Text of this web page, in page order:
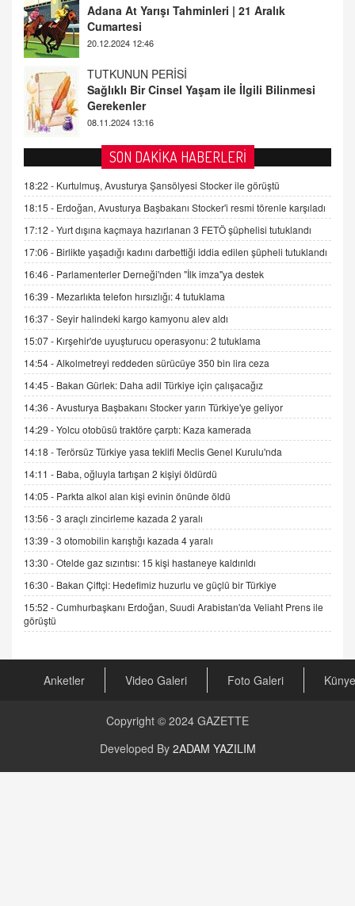
Sağlıklı Bir Cinsel Yaşam ile İlgili Bilinmesi
Gerekenler
08.11.2024 13:16
FARUK ÖNALAN
Tezkere Onaylanmasaydı…
2 Kasım 2021 Salı 00:11
AV. DOĞAN CAN DOĞAN
Kişisel verilerin korunması ve dijital hukukun
gelişimi
15.09.2025 16:17
SEHER EREK
Kış Ayları Geldi, Hangi Önlemler Alınmalı?
9.12.2025 10:11
İNCİ GÜL AKÖL
Trump Keşke Adana'yı da Ziyaret Etse...
06.07.2026 13:00
ADEM AKÖL
Esed Destekçilerinin Yüzüne Vurulan Şamar:
Sednaya
11.12.2024 12:30
DR. EKREM ASLAN
Gerçek Ne, Algı Ne? "Beraber Yürüyoruz"
Cümlesinin Peşinden
19.07.2025 12:45
GÖNÜL MENEKŞE
Şifacının Yolu
04.11.2025 12:56
AV. RÜMEYSA ÖZKALE
Arabulucuya Başvuru Şartı
23.09.2023 16:30
Değişen yapısıyla Suriye
SON DAKİKA HABERLERİ
18:22 - Kurtulmuş, Avusturya Şansölyesi Stocker ile görüştü
18:15 - Erdoğan, Avusturya Başbakanı Stocker'i resmi törenle karşıladı
17:12 -Yurt dışına kaçmaya hazırlanan 3 FETÖ şüphelisi tutuklandı
17:06 - Birlikte yaşadığı kadını darbettiği iddia edilen şüpheli tutuklandı
16:46 - Parlamenterler Derneği'nden "İlk imza"ya destek
16:39 - Mezarlıkta telefon hırsızlığı: 4 tutuklama
16:37 -Seyir halindeki kargo kamyonu alev aldı
15:07 - Kırşehir'de uyuşturucu operasyonu: 2 tutuklama
14:54 -Alkolmetreyi reddeden sürücüye 350 bin lira ceza
14:45 - Bakan Gürlek: Daha adil Türkiye için çalışacağız
14:36 -Avusturya Başbakanı Stocker yarın Türkiye'ye geliyor
14:29 -Yolcu otobüsü traktöre çarptı: Kaza kamerada
14:18 -Terörsüz Türkiye yasa teklifi Meclis Genel Kurulu'nda
14:11 - Baba, oğluyla tartışan 2 kişiyi öldürdü
14:05 - Parkta alkol alan kişi evinin önünde öldü
13:56 -3 araçlı zincirleme kazada 2 yaralı
13:39 -3 otomobilin karıştığı kazada 4 yaralı
13:30 -Otelde gaz sızıntısı: 15 kişi hastaneye kaldırıldı
16:30 - Bakan Çiftçi: Hedefimiz huzurlu ve güçlü bir Türkiye
15:52 -Cumhurbaşkanı Erdoğan, Suudi Arabistan'da Veliaht Prens ile
görüştü
Anketler Video Galeri Foto Galeri Künye
Copyright © 2024 GAZETTE
Developed By 2ADAM YAZILIM